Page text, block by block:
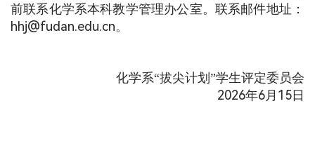
前联系化学系本科教学管理办公室。联系邮件地址：
hhj@fudan.edu.cn。
化学系“拔尖计划”学生评定委员会
2026年6月 15 日